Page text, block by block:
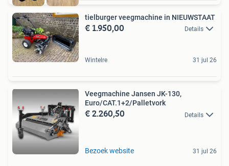
tielburger veegmachine in NIEUWSTAAT
€ 1.950,00 Details
Wintelre 31 jul 26
Veegmachine Jansen JK-130,
Euro/CAT.1+2/Palletvork
€ 2.260,50 Details
Bezoek website 31 jul 26